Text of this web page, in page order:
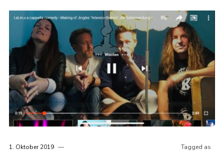
1. Oktober 2019
Tagged as